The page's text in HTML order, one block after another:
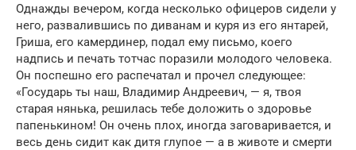
Однажды вечером, когда несколько офицеров сидели у
него, раз­валившись по диванам и куря из его янтарей,
Гриша, его камерди­нер, подал ему письмо, коего
надпись и печать тотчас поразили мо­лодого человека.
Он поспешно его распечатал и прочел следующее:
«Государь ты наш, Владимир Андреевич, — я, твоя
старая нянь­ка, решилась тебе доложить о здоровье
папенькином! Он очень плох, иногда заговаривается, и
весь день сидит как дитя глупое — а в жи­воте и смерти